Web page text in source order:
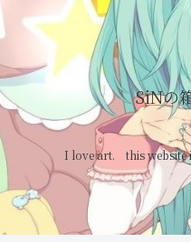
SiNの
I love art. this website